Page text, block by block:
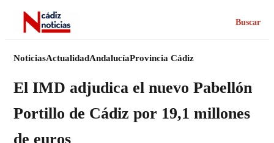
Buscar
NoticiasActualidadAndalucíaProvincia Cádiz
El IMD adjudica el nuevo Pabellón
Portillo de Cádiz por 19,1 millones
de euros